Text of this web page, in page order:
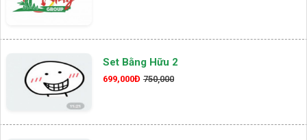
Set Bằng Hữu 2
699,000Đ 750,000